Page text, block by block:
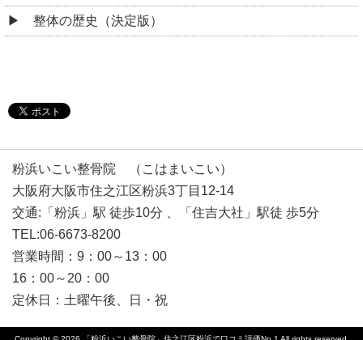
整体の歴史（決定版）
粉浜いこい整骨院 （こはまいこい）
大阪府大阪市住之江区粉浜3丁目12-14
交通:「粉浜」駅 徒歩10分 、「住吉大社」駅徒 歩5分
TEL:06-6673-8200
営業時間：9：00～13：00
16：00～20：00
定休日：土曜午後、日・祝